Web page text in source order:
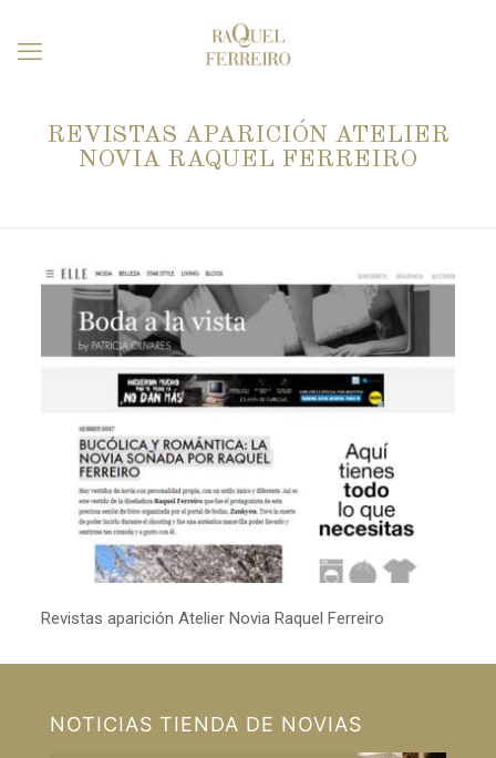
REVISTAS APARICIÓN ATELIER
NOVIA RAQUEL FERREIRO
Revistas aparición Atelier Novia Raquel Ferreiro
NOTICIAS TIENDA DE NOVIAS